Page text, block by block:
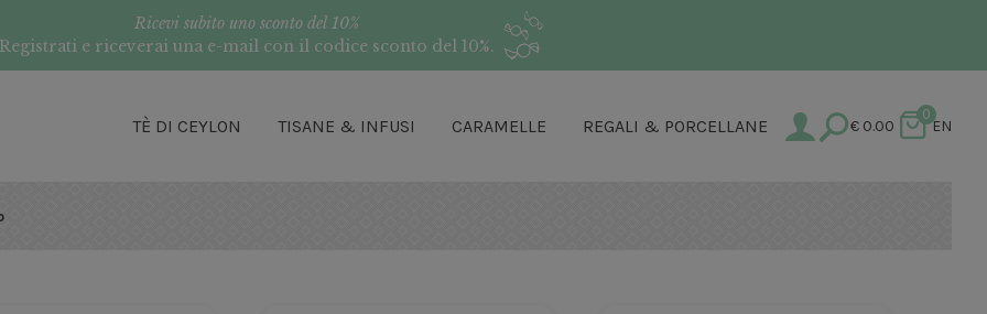
Ricevi subito uno sconto del 10%
Registrati e riceverai una e-mail con il codice sconto del 10%.
TÈ DI CEYLON TISANE & INFUSI CARAMELLE REGALI & PORCELLANE € 0.00
0
EN